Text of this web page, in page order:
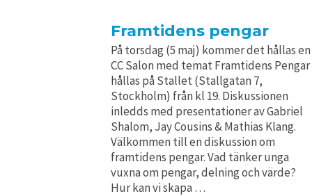
Framtidens pengar
På torsdag (5 maj) kommer det hållas en
CC Salon med temat Framtidens Pengar
hållas på Stallet (Stallgatan 7,
Stockholm) från kl 19. Diskussionen
inledds med presentationer av Gabriel
Shalom, Jay Cousins & Mathias Klang.
Välkommen till en diskussion om
framtidens pengar. Vad tänker unga
vuxna om pengar, delning och värde?
Hur kan vi skapa …